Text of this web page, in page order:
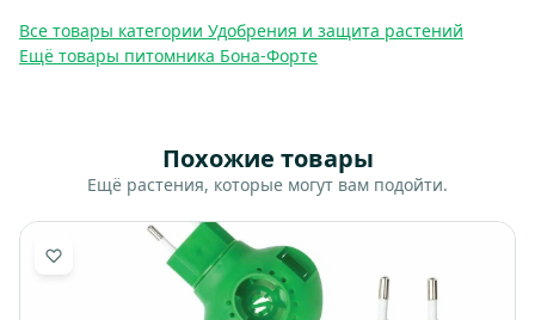
Все товары категории Удобрения и защита растений
Ещё товары питомника Бона-Форте
Похожие товары
Ещё растения, которые могут вам подойти.